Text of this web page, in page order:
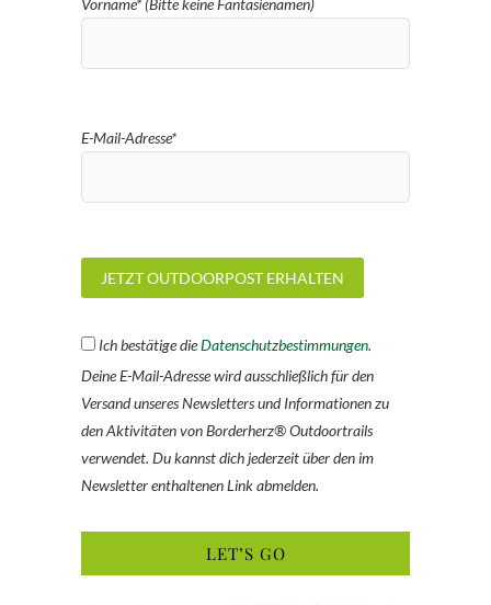
Vorname* (Bitte keine Fantasienamen)
E-Mail-Adresse*
Ich bestätige dieDatenschutzbestimmungen.
Deine E-Mail-Adresse wird ausschließlich für den
Versand unseres Newsletters und Informationen zu
den Aktivitäten von Borderherz® Outdoortrails
verwendet. Du kannst dich jederzeit über den im
Newsletter enthaltenen Link abmelden.
LET’S GO